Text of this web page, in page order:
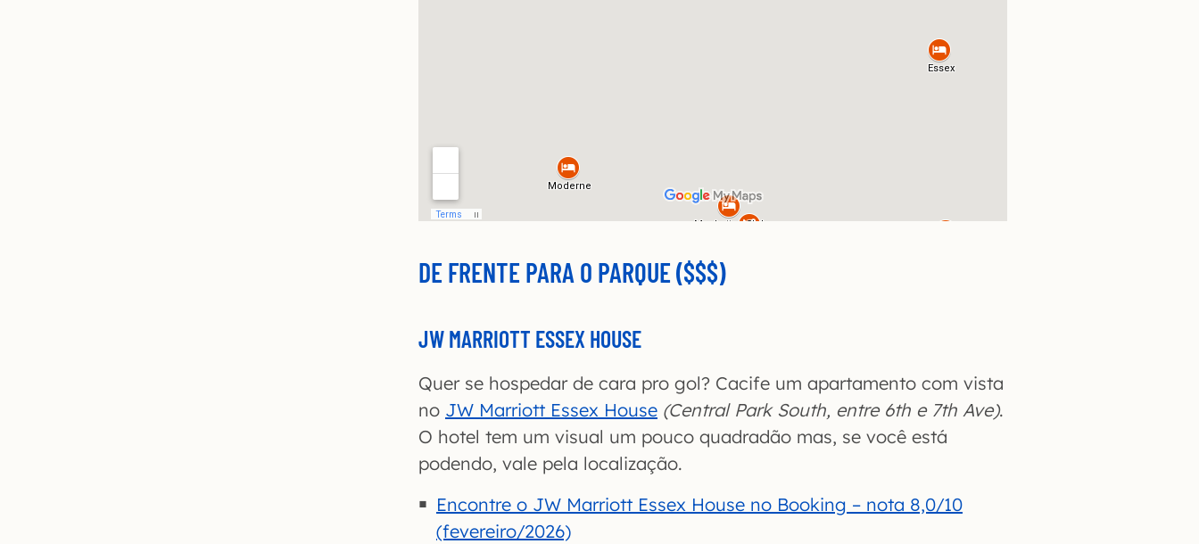
DE FRENTE PARA O PARQUE ($$$)
JW MARRIOTT ESSEX HOUSE
Quer se hospedar de cara pro gol? Cacife um apartamento com vista
no JW Marriott Essex House (Central Park South, entre 6th e 7th Ave).
O hotel tem um visual um pouco quadradão mas, se você está
podendo, vale pela localização.
Encontre o JW Marriott Essex House no Booking – nota 8,0/10
(fevereiro/2026)